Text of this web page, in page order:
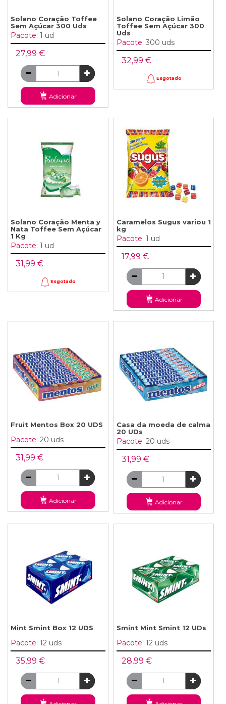
Solano Coração Toffee
Sem Açúcar 300 Uds
Pacote: 1 ud
27,99 €
Adicionar
Solano Coração Limão
Toffee Sem Açúcar 300
Uds
Pacote: 300 uds
32,99 €
Esgotado
Solano Coração Menta y
Nata Toffee Sem Açúcar
1 Kg
Pacote: 1 ud
31,99 €
Esgotado
Caramelos Sugus variou 1
kg
Pacote: 1 ud
17,99 €
Adicionar
Fruit Mentos Box 20 UDS
Pacote: 20 uds
31,99 €
Adicionar
Casa da moeda de calma
20 UDs
Pacote: 20 uds
31,99 €
Adicionar
Mint Smint Box 12 UDS
Pacote: 12 uds
35,99 €
Smint Mint Smint 12 UDs
Pacote: 12 uds
28,99 €